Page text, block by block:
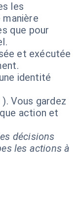
les
que pour
et exécutée
identité
). Vous gardez
action et
décisions
les actions à